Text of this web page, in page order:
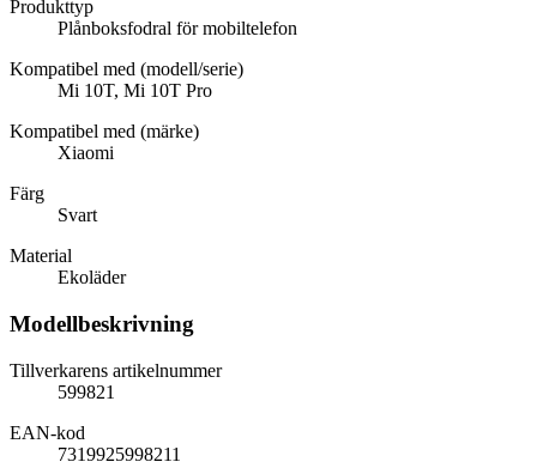
Produkttyp
Plånboksfodral för mobiltelefon
Kompatibel med (modell/serie)
Mi 10T, Mi 10T Pro
Kompatibel med (märke)
Xiaomi
Färg
Svart
Material
Ekoläder
Modellbeskrivning
Tillverkarens artikelnummer
599821
EAN-kod
7319925998211